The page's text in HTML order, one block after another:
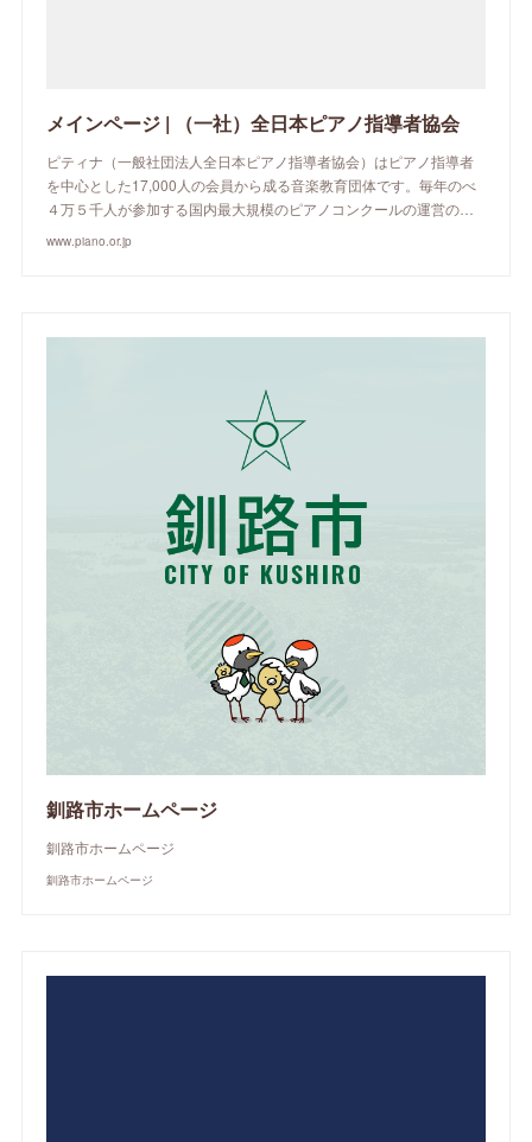
メインページ | （一社）全日本ピアノ指導者協会
ピティナ（一般社団法人全日本ピアノ指導者協会）はピアノ指導者
を中心とした17,000人の会員から成る音楽教育団体です。毎年のべ
４万５千人が参加する国内最大規模のピアノコンクールの運営の…
www.piano.or.jp
釧路市ホームページ
釧路市ホームページ
釧路市ホームページ